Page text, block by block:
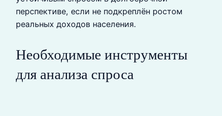
перспективе, если не подкреплён ростом
реальных доходов населения.
Необходимые инструменты
для анализа спроса